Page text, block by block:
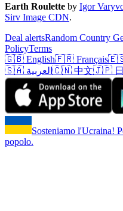
Earth Roulette by Igor
Sirv Image CDN.
Deal alertsRandom Country
PolicyTerms
🇬🇧 English🇫🇷 Français🇪🇸
🇸🇦 العربية 🇨🇳 中文🇯🇵 日
Sosteniamo l'Ucraina!
popolo.